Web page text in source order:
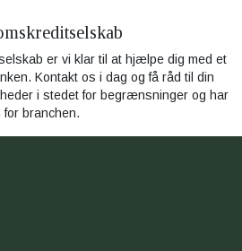
er vi klar til at hjælpe dig med et
Kontakt os i dag og få råd til din
i stedet for begrænsninger og har
branchen.